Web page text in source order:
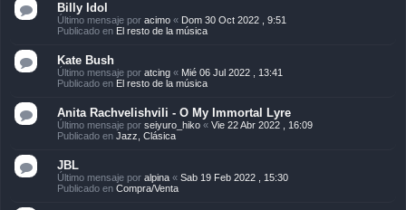
Billy Idol
Último mensaje por acimo « Dom 30 Oct 2022 , 9:51
Publicado en El resto de la música
Kate Bush
Último mensaje por atcing « Mié 06 Jul 2022 , 13:41
Publicado en El resto de la música
Anita Rachvelishvili - O My Immortal Lyre
Último mensaje por seiyuro_hiko « Vie 22 Abr 2022 , 16:09
Publicado en Jazz, Clásica
JBL
Último mensaje por alpina « Sab 19 Feb 2022 , 15:30
Publicado en Compra/Venta